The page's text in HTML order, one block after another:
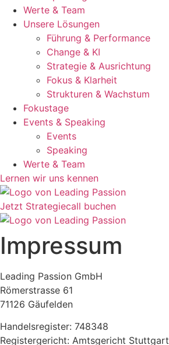
Werte & Team
Unsere Lösungen
Führung & Performance
Change & KI
Strategie & Ausrichtung
Fokus & Klarheit
Strukturen & Wachstum
Fokustage
Events & Speaking
Events
Speaking
Werte & Team
Lernen wir uns kennen
Jetzt Strategiecall buchen
Impressum
Leading Passion GmbH
Römerstrasse 61
71126 Gäufelden
Handelsregister: 748348
Registergericht: Amtsgericht Stuttgart